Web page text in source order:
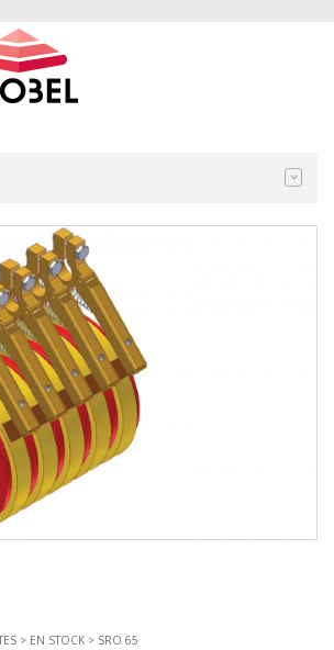
> EN STOCK > SRO 65